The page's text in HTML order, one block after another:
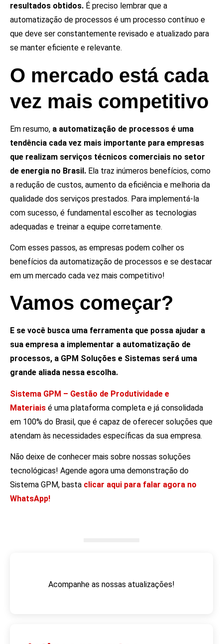
resultados obtidos. É preciso lembrar que a
automatização de processos é um processo contínuo e
que deve ser constantemente revisado e atualizado para
se manter eficiente e relevante.
O mercado está cada
vez mais competitivo
Em resumo, a automatização de processos é uma
tendência cada vez mais importante para empresas
que realizam serviços técnicos comerciais no setor
de energia no Brasil. Ela traz inúmeros benefícios, como
a redução de custos, aumento da eficiência e melhoria da
qualidade dos serviços prestados. Para implementá-la
com sucesso, é fundamental escolher as tecnologias
adequadas e treinar a equipe corretamente.
Com esses passos, as empresas podem colher os
benefícios da automatização de processos e se destacar
em um mercado cada vez mais competitivo!
Vamos começar?
E se você busca uma ferramenta que possa ajudar a
sua empresa a implementar a automatização de
processos, a GPM Soluções e Sistemas será uma
grande aliada nessa escolha.
Sistema GPM – Gestão de Produtividade e
Materiais é uma plataforma completa e já consolidada
em 100% do Brasil, que é capaz de oferecer soluções que
atendam às necessidades específicas da sua empresa.
Não deixe de conhecer mais sobre nossas soluções
tecnológicas! Agende agora uma demonstração do
Sistema GPM, basta clicar aqui para falar agora no
WhatsApp!
Acompanhe as nossas atualizações!